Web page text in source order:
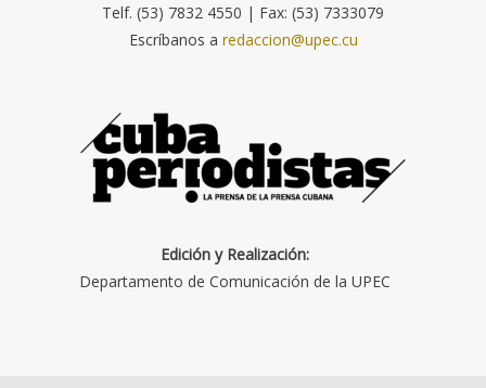
Telf. (53) 7832 4550 | Fax: (53) 7333079
Escríbanos a redaccion@upec.cu
Edición y Realización:
Departamento de Comunicación de la UPEC